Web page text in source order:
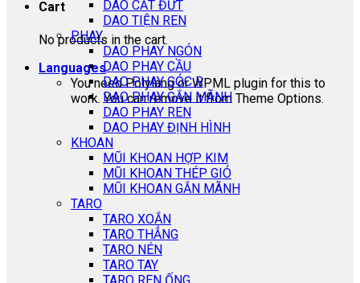
Cart
No products in the cart.
Languages
You need Polylang or WPML plugin for this to
work. You can remove it from Theme Options.
DAO CẮT ĐỨT
DAO TIỆN REN
PHAY
DAO PHAY NGÓN
DAO PHAY CẦU
DAO PHAY GÓC R
DAO PHAY GẮN MÃNH
DAO PHAY REN
DAO PHAY ĐỊNH HÌNH
KHOAN
MŨI KHOAN HỢP KIM
MŨI KHOAN THÉP GIÓ
MŨI KHOAN GẮN MÃNH
TARO
TARO XOẮN
TARO THẲNG
TARO NÉN
TARO TAY